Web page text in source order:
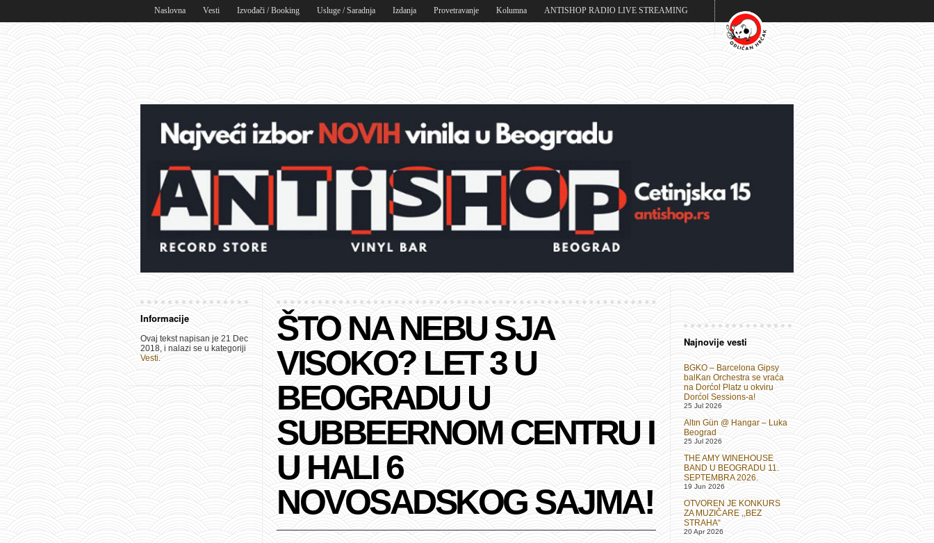
Naslovna Vesti Izvođači / Booking Usluge / Saradnja Izdanja Provetravanje Kolumna ANTISHOP RADIO LIVE STREAMING
Informacije
Ovaj tekst napisan je 21 Dec
2018, i nalazi se u kategoriji
Vesti.
ŠTO NA NEBU SJA
VISOKO? LET 3 U
BEOGRADU U
SUBBEERNOM CENTRU I
U HALI 6
NOVOSADSKOG SAJMA!
Najnovije vesti
BGKO – Barcelona Gipsy
balKan Orchestra se vraća
na Dorćol Platz u okviru
Dorćol Sessions-a!
25 Jul 2026
Altın Gün @ Hangar – Luka
Beograd
25 Jul 2026
THE AMY WINEHOUSE
BAND U BEOGRADU 11.
SEPTEMBRA 2026.
19 Jun 2026
OTVOREN JE KONKURS
ZA MUZIČARE ,,BEZ
STRAHA“
20 Apr 2026